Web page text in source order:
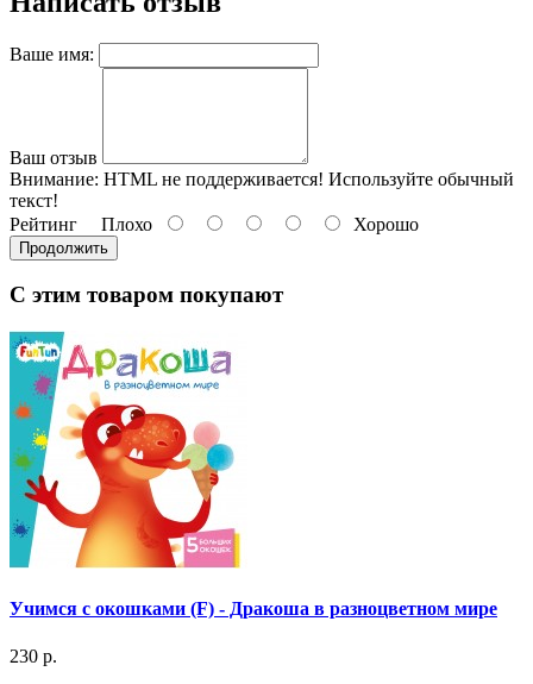
Ваше имя:
Ваш отзыв
Внимание: HTML не поддерживается! Используйте обычный
текст!
Рейтинг Плохо Хорошо
Продолжить
С этим товаром покупают
Учимся с окошками (F) - Дракоша в разноцветном мире
230 р.